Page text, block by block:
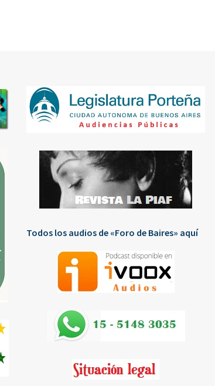
Todos los audios de «Foro de Baires» aquí